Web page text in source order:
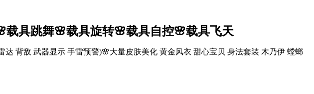
载具跳舞🌸载具旋转🌸载具自控🌸载具飞天
背敌 武器显示 手雷预警)🌸大量皮肤美化 黄金风衣 甜心宝贝 身法套装 木乃伊 螳螂